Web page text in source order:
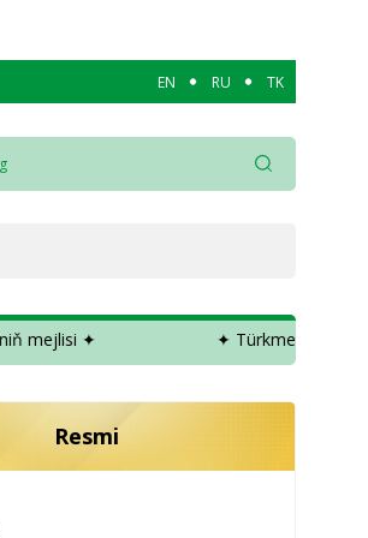
EN RU TK
✦ Türkmenistanyň Ministrler
Resmi